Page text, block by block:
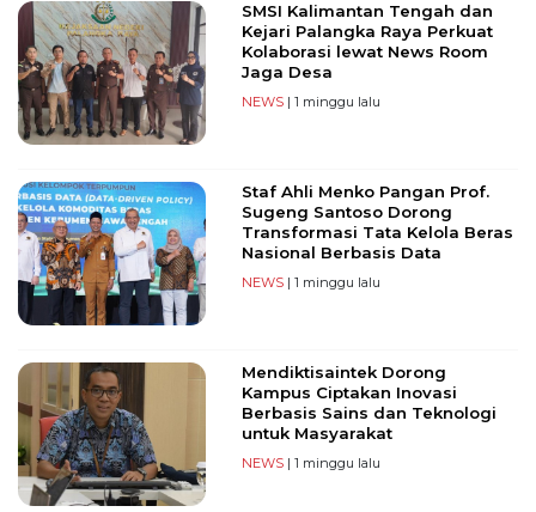
SMSI Kalimantan Tengah dan
Kejari Palangka Raya Perkuat
Kolaborasi lewat News Room
Jaga Desa
NEWS| 1 minggu lalu
Staf Ahli Menko Pangan Prof.
Sugeng Santoso Dorong
Transformasi Tata Kelola Beras
Nasional Berbasis Data
NEWS| 1 minggu lalu
Mendiktisaintek Dorong
Kampus Ciptakan Inovasi
Berbasis Sains dan Teknologi
untuk Masyarakat
NEWS| 1 minggu lalu